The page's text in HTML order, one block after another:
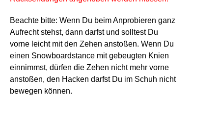
Beachte bitte: Wenn Du beim Anprobieren ganz
Aufrecht stehst, dann darfst und solltest Du
vorne leicht mit den Zehen anstoßen. Wenn Du
einen Snowboardstance mit gebeugten Knien
einnimmst, dürfen die Zehen nicht mehr vorne
anstoßen, den Hacken darfst Du im Schuh nicht
bewegen können.